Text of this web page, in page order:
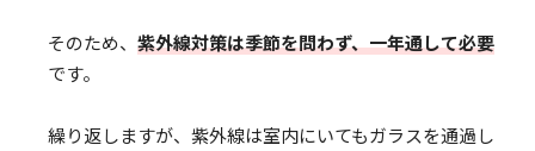
そのため、 紫外線対策は季節を問わず、一年通して必要
です。
繰り返しますが、紫外線は室内にいてもガラスを通過し